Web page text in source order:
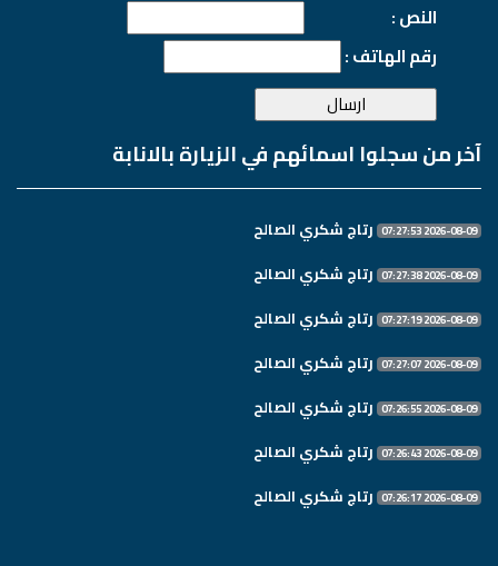
النص :
رقم الهاتف :
آخر من سجلوا اسمائهم في الزيارة بالانابة
2026-08-09 07:27:53 رتاج شكري الصالح
2026-08-09 07:27:38 رتاج شكري الصالح
2026-08-09 07:27:19 رتاج شكري الصالح
2026-08-09 07:27:07 رتاج شكري الصالح
2026-08-09 07:26:55 رتاج شكري الصالح
2026-08-09 07:26:43 رتاج شكري الصالح
2026-08-09 07:26:17 رتاج شكري الصالح